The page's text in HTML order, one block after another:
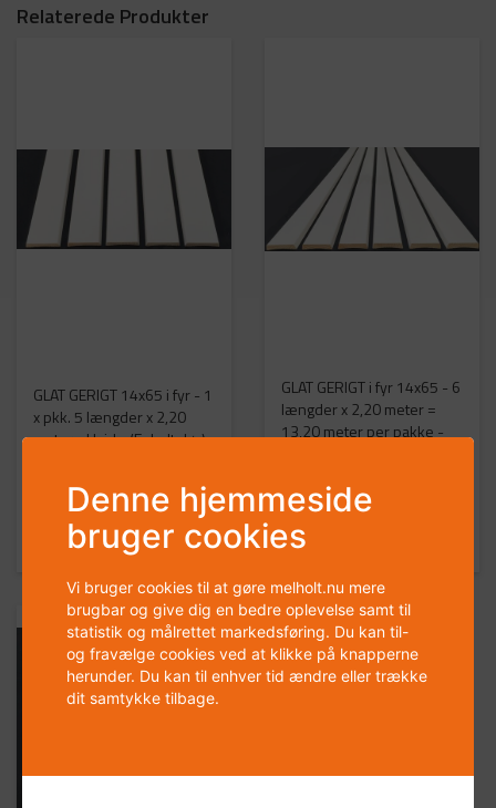
Denne hjemmeside
bruger cookies
Vi bruger cookies til at gøre melholt.nu mere
brugbar og give dig en bedre oplevelse samt til
statistik og målrettet markedsføring. Du kan til-
og fravælge cookies ved at klikke på knapperne
herunder. Du kan til enhver tid ændre eller trække
dit samtykke tilbage.
Relaterede Produkter
GLAT GERIGT 14x65 i fyr - 1
x pkk. 5 længder x 2,20
meter - Hvid - (Enkelt dør)
299,00 DKK
Køb
GLAT GERIGT i fyr 14x65 - 6
længder x 2,20 meter =
13,20 meter per pakke -
360,00 DKK